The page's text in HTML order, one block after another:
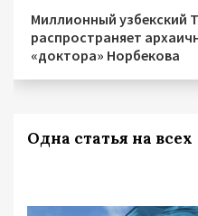
Миллионный узбекский
распространяет
«доктора» Норбекова
Одна статья на всех